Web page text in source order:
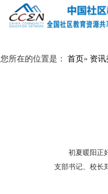
您所在的位置是： 首页» 资讯
初夏暖阳正
支部书记、校长